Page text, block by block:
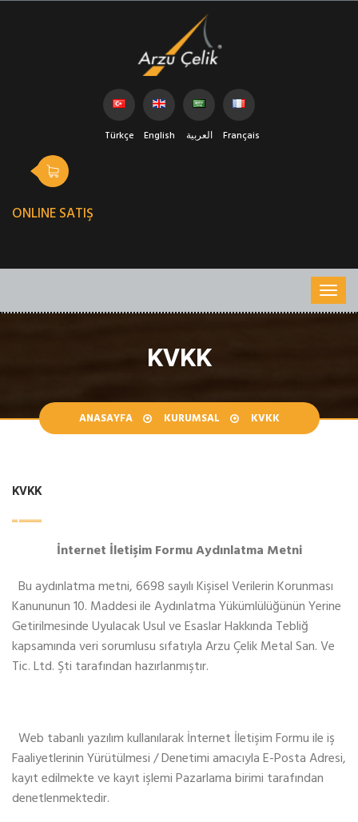
Türkçe English العربية Français
ONLINE SATIŞ
KVKK
ANASAYFA KURUMSAL KVKK
KVKK
İnternet İletişim Formu Aydınlatma Metni
Bu aydınlatma metni, 6698 sayılı Kişisel Verilerin Korunması
Kanununun 10. Maddesi ile Aydınlatma Yükümlülüğünün Yerine
Getirilmesinde Uyulacak Usul ve Esaslar Hakkında Tebliğ
kapsamında veri sorumlusu sıfatıyla Arzu Çelik Metal San. Ve
Tic. Ltd. Şti tarafından hazırlanmıştır.
Web tabanlı yazılım kullanılarak İnternet İletişim Formu ile iş
Faaliyetlerinin Yürütülmesi / Denetimi amacıyla E-Posta Adresi,
kayıt edilmekte ve kayıt işlemi Pazarlama birimi tarafından
denetlenmektedir.